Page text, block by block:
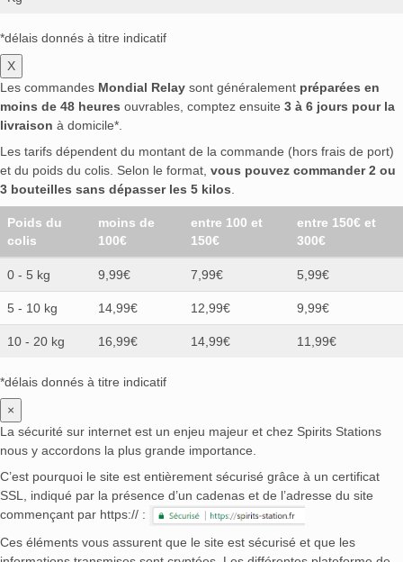
*délais donnés à titre indicatif
X
Les commandes Mondial Relay sont généralement préparées en
moins de 48 heures ouvrables, comptez ensuite 3 à 6 jours pour la
livraison à domicile*.
Les tarifs dépendent du montant de la commande (hors frais de port)
et du poids du colis. Selon le format, vous pouvez commander 2 ou
3 bouteilles sans dépasser les 5 kilos
Poids du
colis
moins de
100€
entre 100 et
150€
entre 150€ et
300€
0 - 5 kg 9,99€ 7,99€ 5,99€
5 - 10 kg 14,99€ 12,99€ 9,99€
10 - 20 kg 16,99€ 14,99€ 11,99€
*délais donnés à titre indicatif
×
La sécurité sur internet est un enjeu majeur et chez Spirits Stations
nous y accordons la plus grande importance.
C’est pourquoi le site est entièrement sécurisé grâce à un certificat
SSL, indiqué par la présence d’un cadenas et de l’adresse du site
commençant par https:// :
Ces éléments vous assurent que le site est sécurisé et que les